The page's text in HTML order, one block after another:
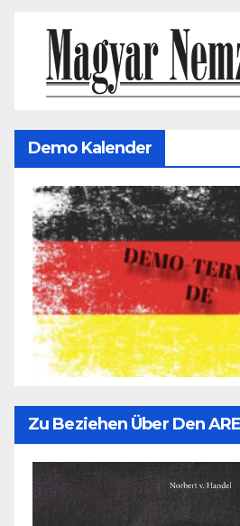
Demo Kalender
Zu Beziehen Über Den